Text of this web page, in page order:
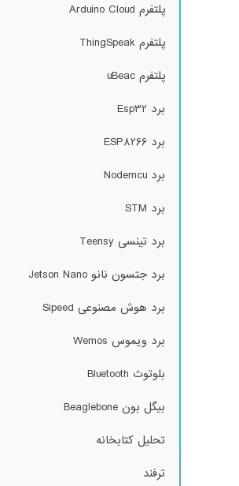
پلتفرم Arduino Cloud
پلتفرم ThingSpeak
پلتفرم uBeac
برد Esp32
برد ESP8266
برد Nodemcu
برد STM
برد تینسی Teensy
برد جتسون نانو Jetson Nano
برد هوش مصنوعی Sipeed
برد ویموس Wemos
بلوتوث Bluetooth
بیگل بون Beaglebone
تحلیل کتابخانه
ترفند